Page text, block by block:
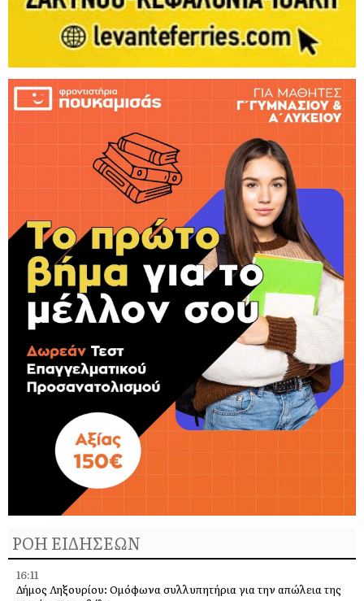
ΡΟΗ ΕΙΔΗΣΕΩΝ
16:11
Δήμος Ληξουρίου: Ομόφωνα συλλυπητήρια για την απώλεια της